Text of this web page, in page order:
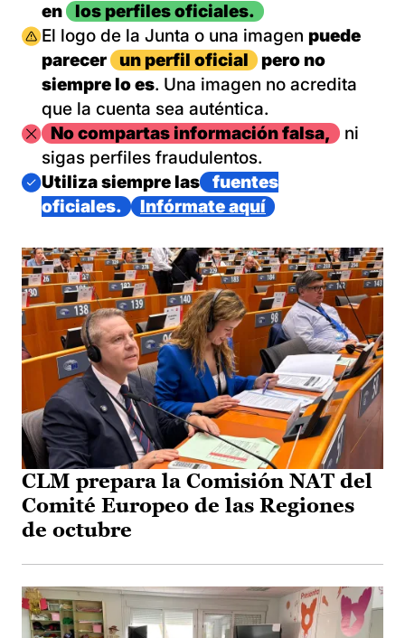
en
los perfiles oficiales.
Imagen
El logo de la Junta o una imagen puede
parecer
un perfil oficial
pero no
siempre lo es. Una imagen no acredita
que la cuenta sea auténtica.
ImagenNo compartas información falsa,
ni
sigas perfiles fraudulentos.
Imagen
Utiliza siempre las
fuentes
oficiales.
Infórmate aquí
CLM prepara la Comisión NAT del
Comité Europeo de las Regiones
de octubre